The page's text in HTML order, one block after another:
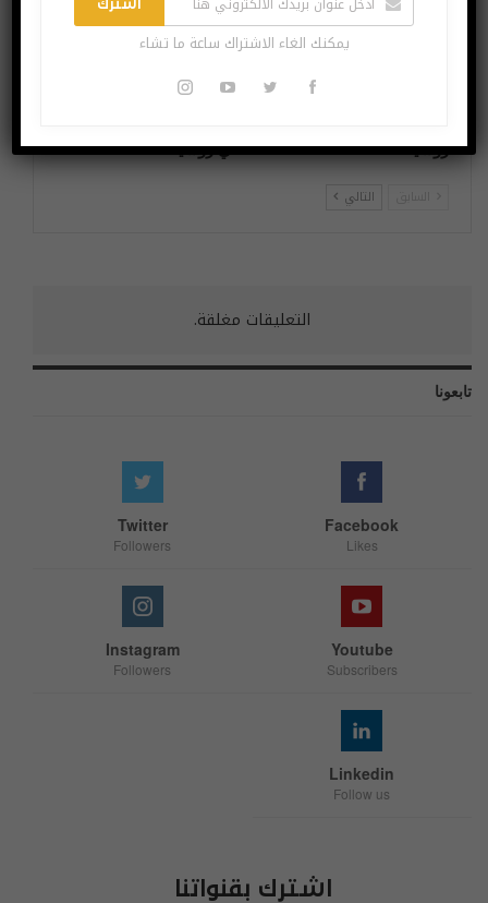
روسیا!
في روسيا!
التالي
التعليقات مغلقة.
تابعونا
Facebook
Likes
Twitter
Followers
Youtube
Subscribers
Instagram
Followers
Linkedin
Follow us
اشترك بقنواتنا
اشترك
يمكنك الغاء الاشتراك ساعة ما تشاء